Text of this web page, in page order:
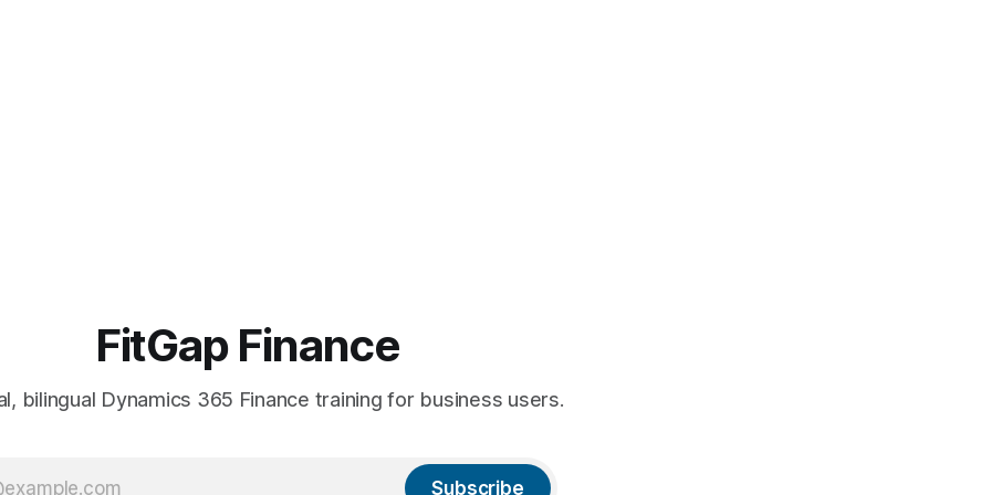
FitGap Finance
bilingual Dynamics 365 Finance training for business users.
Subscribe